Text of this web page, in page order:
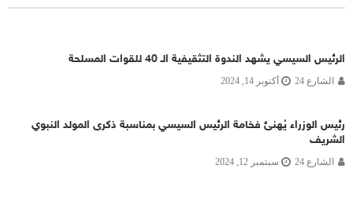
الرئيس السيسي يشهد الندوة التثقيفية الـ 40 للقوات المسلحة
الشارع 24 أكتوبر 14, 2024
رئيس الوزراء يُهنئ فخامة الرئيس السيسي بمناسبة ذكرى المولد النبوي
الشريف
الشارع 24 سبتمبر 12, 2024